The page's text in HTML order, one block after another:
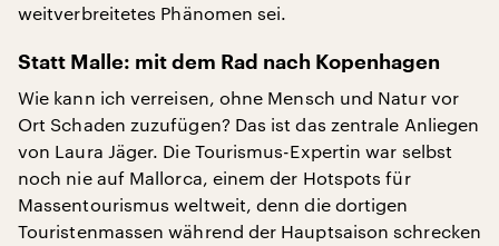
weitverbreitetes Phänomen sei.
Statt Malle: mit dem Rad nach Kopenhagen
Wie kann ich verreisen, ohne Mensch und Natur vor
Ort Schaden zuzufügen? Das ist das zentrale Anliegen
von Laura Jäger. Die Tourismus-Expertin war selbst
noch nie auf Mallorca, einem der Hotspots für
Massentourismus weltweit, denn die dortigen
Touristenmassen während der Hauptsaison schrecken